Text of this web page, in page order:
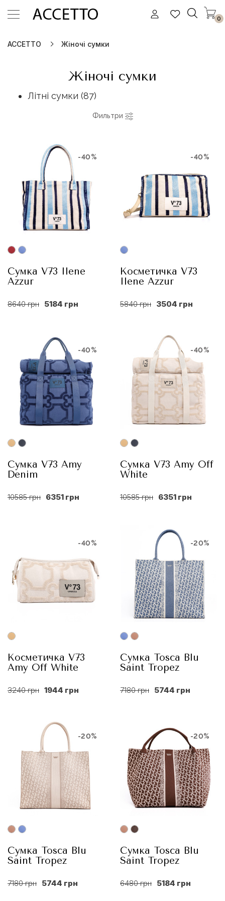
0
ACCETTO Жіночі сумки
Жіночі сумки
Літні сумки (87)
Фильтри
-40%
Сумка V73 Ilene
Azzur
8640 грн 5184 грн
-40%
Косметичка V73
Ilene Azzur
5840 грн 3504 грн
-40%
Сумка V73 Amy
Denim
10585 грн 6351 грн
-40%
Сумка V73 Amy Off
White
10585 грн 6351 грн
-40%
Косметичка V73
Amy Off White
3240 грн 1944 грн
-20%
Сумка Tosca Blu
Saint Tropez
7180 грн 5744 грн
-20%
Сумка Tosca Blu
Saint Tropez
7180 грн 5744 грн
-20%
Сумка Tosca Blu
Saint Tropez
6480 грн 5184 грн